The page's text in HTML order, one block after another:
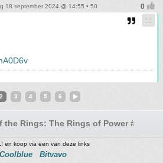
18 september 2024 @ 14:55 • 50
2 3 4 5 6
the Rings: The Rings of Power #6
en koop via een van deze links
Coolblue Bitvavo